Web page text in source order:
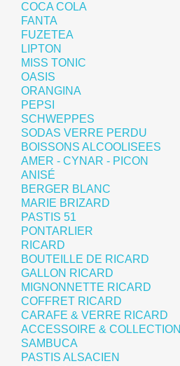
COCA COLA
FANTA
FUZETEA
LIPTON
MISS TONIC
OASIS
ORANGINA
PEPSI
SCHWEPPES
SODAS VERRE PERDU
BOISSONS ALCOOLISEES
AMER - CYNAR - PICON
ANISÉ
BERGER BLANC
MARIE BRIZARD
PASTIS 51
PONTARLIER
RICARD
BOUTEILLE DE RICARD
GALLON RICARD
MIGNONNETTE RICARD
COFFRET RICARD
CARAFE & VERRE RICARD
ACCESSOIRE & COLLECTION
SAMBUCA
PASTIS ALSACIEN